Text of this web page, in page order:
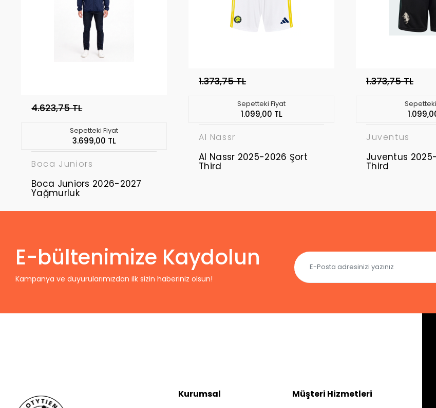
4.623,75 TL
Sepetteki Fiyat
3.699,00 TL
Boca Juniors
Boca Juniors 2026-2027
Yağmurluk
1.373,75 TL
Sepetteki Fiyat
1.099,00 TL
Al Nassr
Al Nassr 2025-2026 Şort
Third
1.373,75 TL
Juventus
Juventus
Third
E-bültenimize Kaydolun
Kampanya ve duyurularımızdan ilk sizin haberiniz olsun!
Kurumsal
Müşteri Hizmetleri